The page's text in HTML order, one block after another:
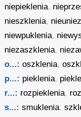
niepieklenia,
nieszklenia,
niewpuklenia,
niezaszklenia,
o...: oszklenia,
p...: pieklenia,
r...: rozpieklenia,
s...: smuklenia,